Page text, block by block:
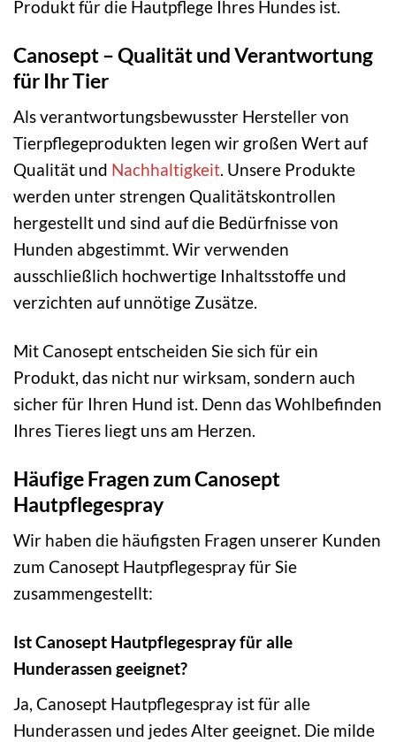
Produkt für die Hautpflege Ihres Hundes ist.
Canosept – Qualität und Verantwortung
für Ihr Tier
Als verantwortungsbewusster Hersteller von
Tierpflegeprodukten legen wir großen Wert auf
Qualität und Nachhaltigkeit. Unsere Produkte
werden unter strengen Qualitätskontrollen
hergestellt und sind auf die Bedürfnisse von
Hunden abgestimmt. Wir verwenden
ausschließlich hochwertige Inhaltsstoffe und
verzichten auf unnötige Zusätze.
Mit Canosept entscheiden Sie sich für ein
Produkt, das nicht nur wirksam, sondern auch
sicher für Ihren Hund ist. Denn das Wohlbefinden
Ihres Tieres liegt uns am Herzen.
Häufige Fragen zum Canosept
Hautpflegespray
Wir haben die häufigsten Fragen unserer Kunden
zum Canosept Hautpflegespray für Sie
zusammengestellt:
Ist Canosept Hautpflegespray für alle
Hunderassen geeignet?
Ja, Canosept Hautpflegespray ist für alle
Hunderassen und jedes Alter geeignet. Die milde